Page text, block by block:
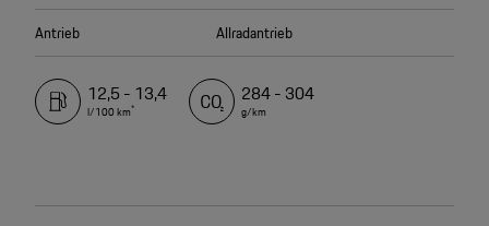
Allradantrieb
Antrieb
12,5 - 13,4
l/100 km*
284 - 304
g/km